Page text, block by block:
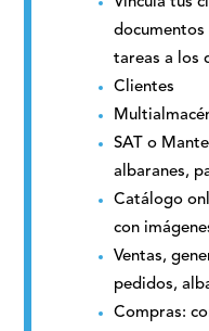
documentos
tareas a los
Clientes
SAT o
albaranes,
Catálogo
con
Ventas,
pedidos,
Compras: